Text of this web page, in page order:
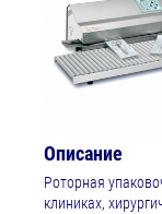
Описание
Роторная
клиниках,